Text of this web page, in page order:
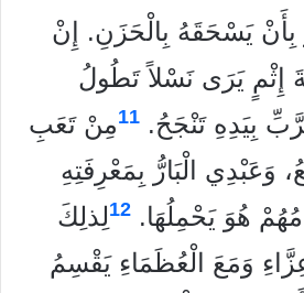
بِأَنْ يَسْحَقَهُ بِالْحَزَنِ. إِنْ
إِثْمٍ يَرَى نَسْلاً تَطُولُ
بِيَدِهِ تَنْجَحُ. 11مِنْ تَعَبِ
وَعَبْدِي الْبَارُّ بِمَعْرِفَتِهِ
هُوَ يَحْمِلُهَا. 12لِذلِكَ
وَمَعَ الْعُظَمَاءِ يَقْسِمُ